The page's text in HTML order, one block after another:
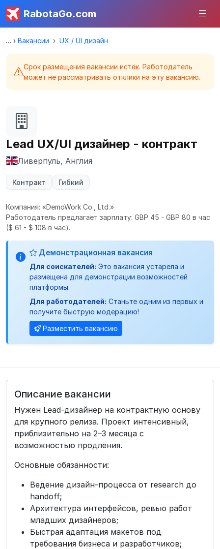
RabotaGo.com
Вакансии UX / UI дизайн
Срок размещения вакансии истёк. Работодатель
может не рассматривать отклики на эту вакансию.
Lead UX/UI дизайнер - контракт
Ливерпуль, Англия
Контракт Гибкий
Компания: «DemoWork Co., Ltd.»
Работодатель предлагает зарплату: GBP 45 - GBP 80 в час
($ 61 - $ 108 в час).
Демонстрационная вакансия
Для соискателей: Это вакансия устарела и
размещена для демонстрации возможностей
платформы.
Для работодателей: Станьте одним из первых и
получите быструю модерацию!
Разместить вакансию
Описание вакансии
Нужен Lead-дизайнер на контрактную основу
для крупного релиза. Проект интенсивный,
приблизительно на 2–3 месяца с
возможностью продления.
Основные обязанности:
Ведение дизайн-процесса от research до
handoff;
Архитектура интерфейсов, ревью работ
младших дизайнеров;
Быстрая адаптация макетов под
требования бизнеса и разработчиков;